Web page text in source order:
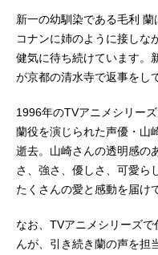
新一の幼馴染である毛利 蘭
コナンに姉のように接しな
健気に待ち続けています。
が京都の清水寺で返事をし
1996年のTVアニメシリー
蘭役を演じられた声優・山
逝去。山崎さんの透明感の
さ、強さ、優しさ、可愛ら
たくさんの愛と感動を届け
なお、TVアニメシリーズ
んが、引き続き蘭の声を担